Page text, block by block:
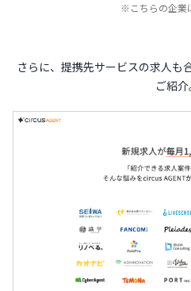
※こちらの企業
さらに、提携先サービスの求人も
ご紹介